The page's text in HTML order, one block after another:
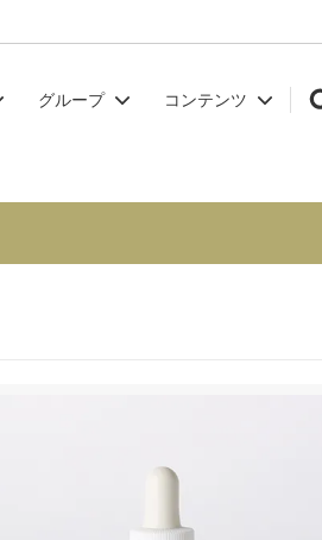
グループ コンテンツ
スセラピストの資格取得も可】